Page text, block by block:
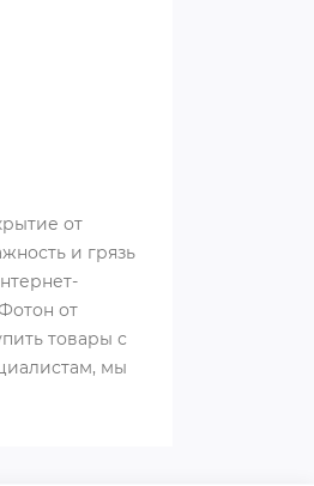
от
и грязь
от
товары с
мы